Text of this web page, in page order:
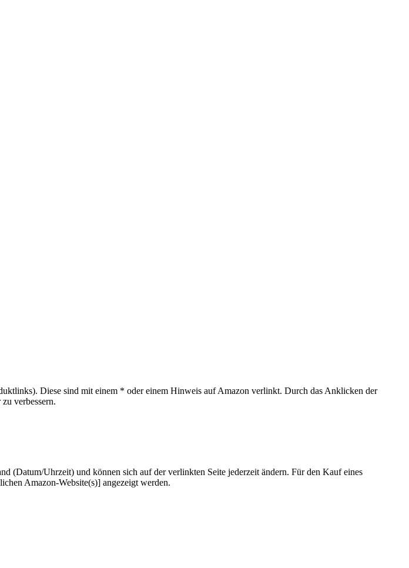
Diese sind mit einem * oder einem Hinweis auf Amazon verlinkt. Durch das Anklicken der
verbessern.
(Datum/Uhrzeit) und können sich auf der verlinkten Seite jederzeit ändern. Für den Kauf eines
Amazon-Website(s)] angezeigt werden.